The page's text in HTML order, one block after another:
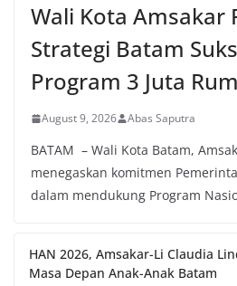
Wali Kota Amsakar
Strategi Batam
Program 3 Juta
August 9, 2026 Abas Saputra
BATAM – Wali Kota Batam,
menegaskan komitmen
dalam mendukung Program
HAN 2026, Amsakar-Li Claudia
Masa Depan Anak-Anak Batam